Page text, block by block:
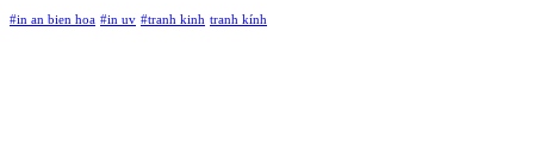
#in an bien hoa #in uv #tranh kinh tranh kính